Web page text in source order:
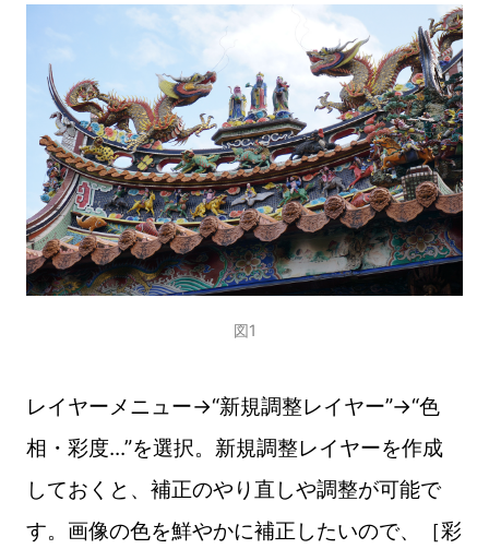
図1
レイヤーメニュー→“新規調整レイヤー”→“色
相・彩度...”を選択。新規調整レイヤーを作成
しておくと、補正のやり直しや調整が可能で
す。画像の色を鮮やかに補正したいので、［彩